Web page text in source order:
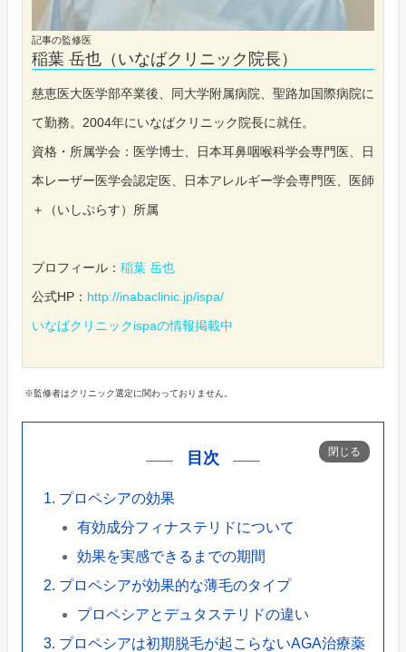
記事の監修医
稲葉 岳也（いなばクリニック院長）
慈恵医大医学部卒業後、同大学附属病院、聖路加国際病院に
て勤務。2004年にいなばクリニック院長に就任。
資格・所属学会：医学博士、日本耳鼻咽喉科学会専門医、日
本レーザー医学会認定医、日本アレルギー学会専門医、医師
＋（いしぷらす）所属
プロフィール： 稲葉 岳也
公式HP： http://inabaclinic.jp/ispa/
いなばクリニックispaの情報掲載中
※監修者はクリニック選定に関わっておりません。
目次
プロペシアの効果
有効成分フィナステリドについて
効果を実感できるまでの期間
プロペシアが効果的な薄毛のタイプ
プロペシアとデュタステリドの違い
プロペシアは初期脱毛が起こらないAGA治療薬